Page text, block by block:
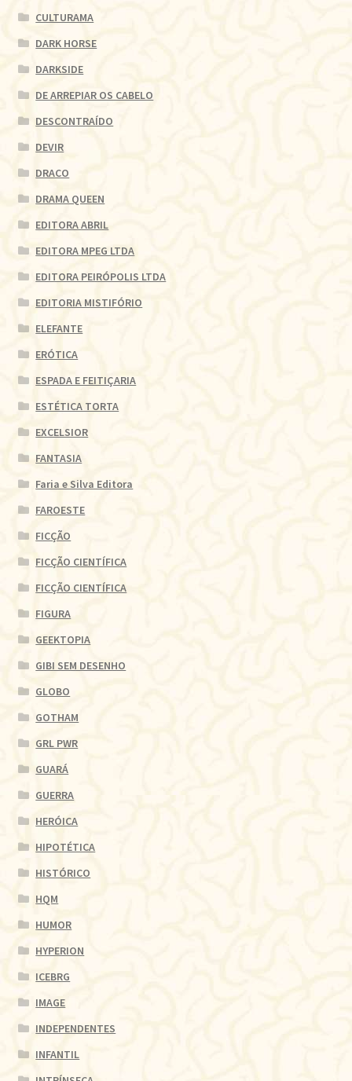
CULTURAMA
DARK HORSE
DARKSIDE
DE ARREPIAR OS CABELO
DESCONTRAÍDO
DEVIR
DRACO
DRAMA QUEEN
EDITORA ABRIL
EDITORA MPEG LTDA
EDITORA PEIRÓPOLIS LTDA
EDITORIA MISTIFÓRIO
ELEFANTE
ERÓTICA
ESPADA E FEITIÇARIA
ESTÉTICA TORTA
EXCELSIOR
FANTASIA
Faria e Silva Editora
FAROESTE
FICÇÃO
FICÇÃO CIENTÍFICA
FICÇÃO CIENTÍFICA
FIGURA
GEEKTOPIA
GIBI SEM DESENHO
GLOBO
GOTHAM
GRL PWR
GUARÁ
GUERRA
HERÓICA
HIPOTÉTICA
HISTÓRICO
HQM
HUMOR
HYPERION
ICEBRG
IMAGE
INDEPENDENTES
INFANTIL